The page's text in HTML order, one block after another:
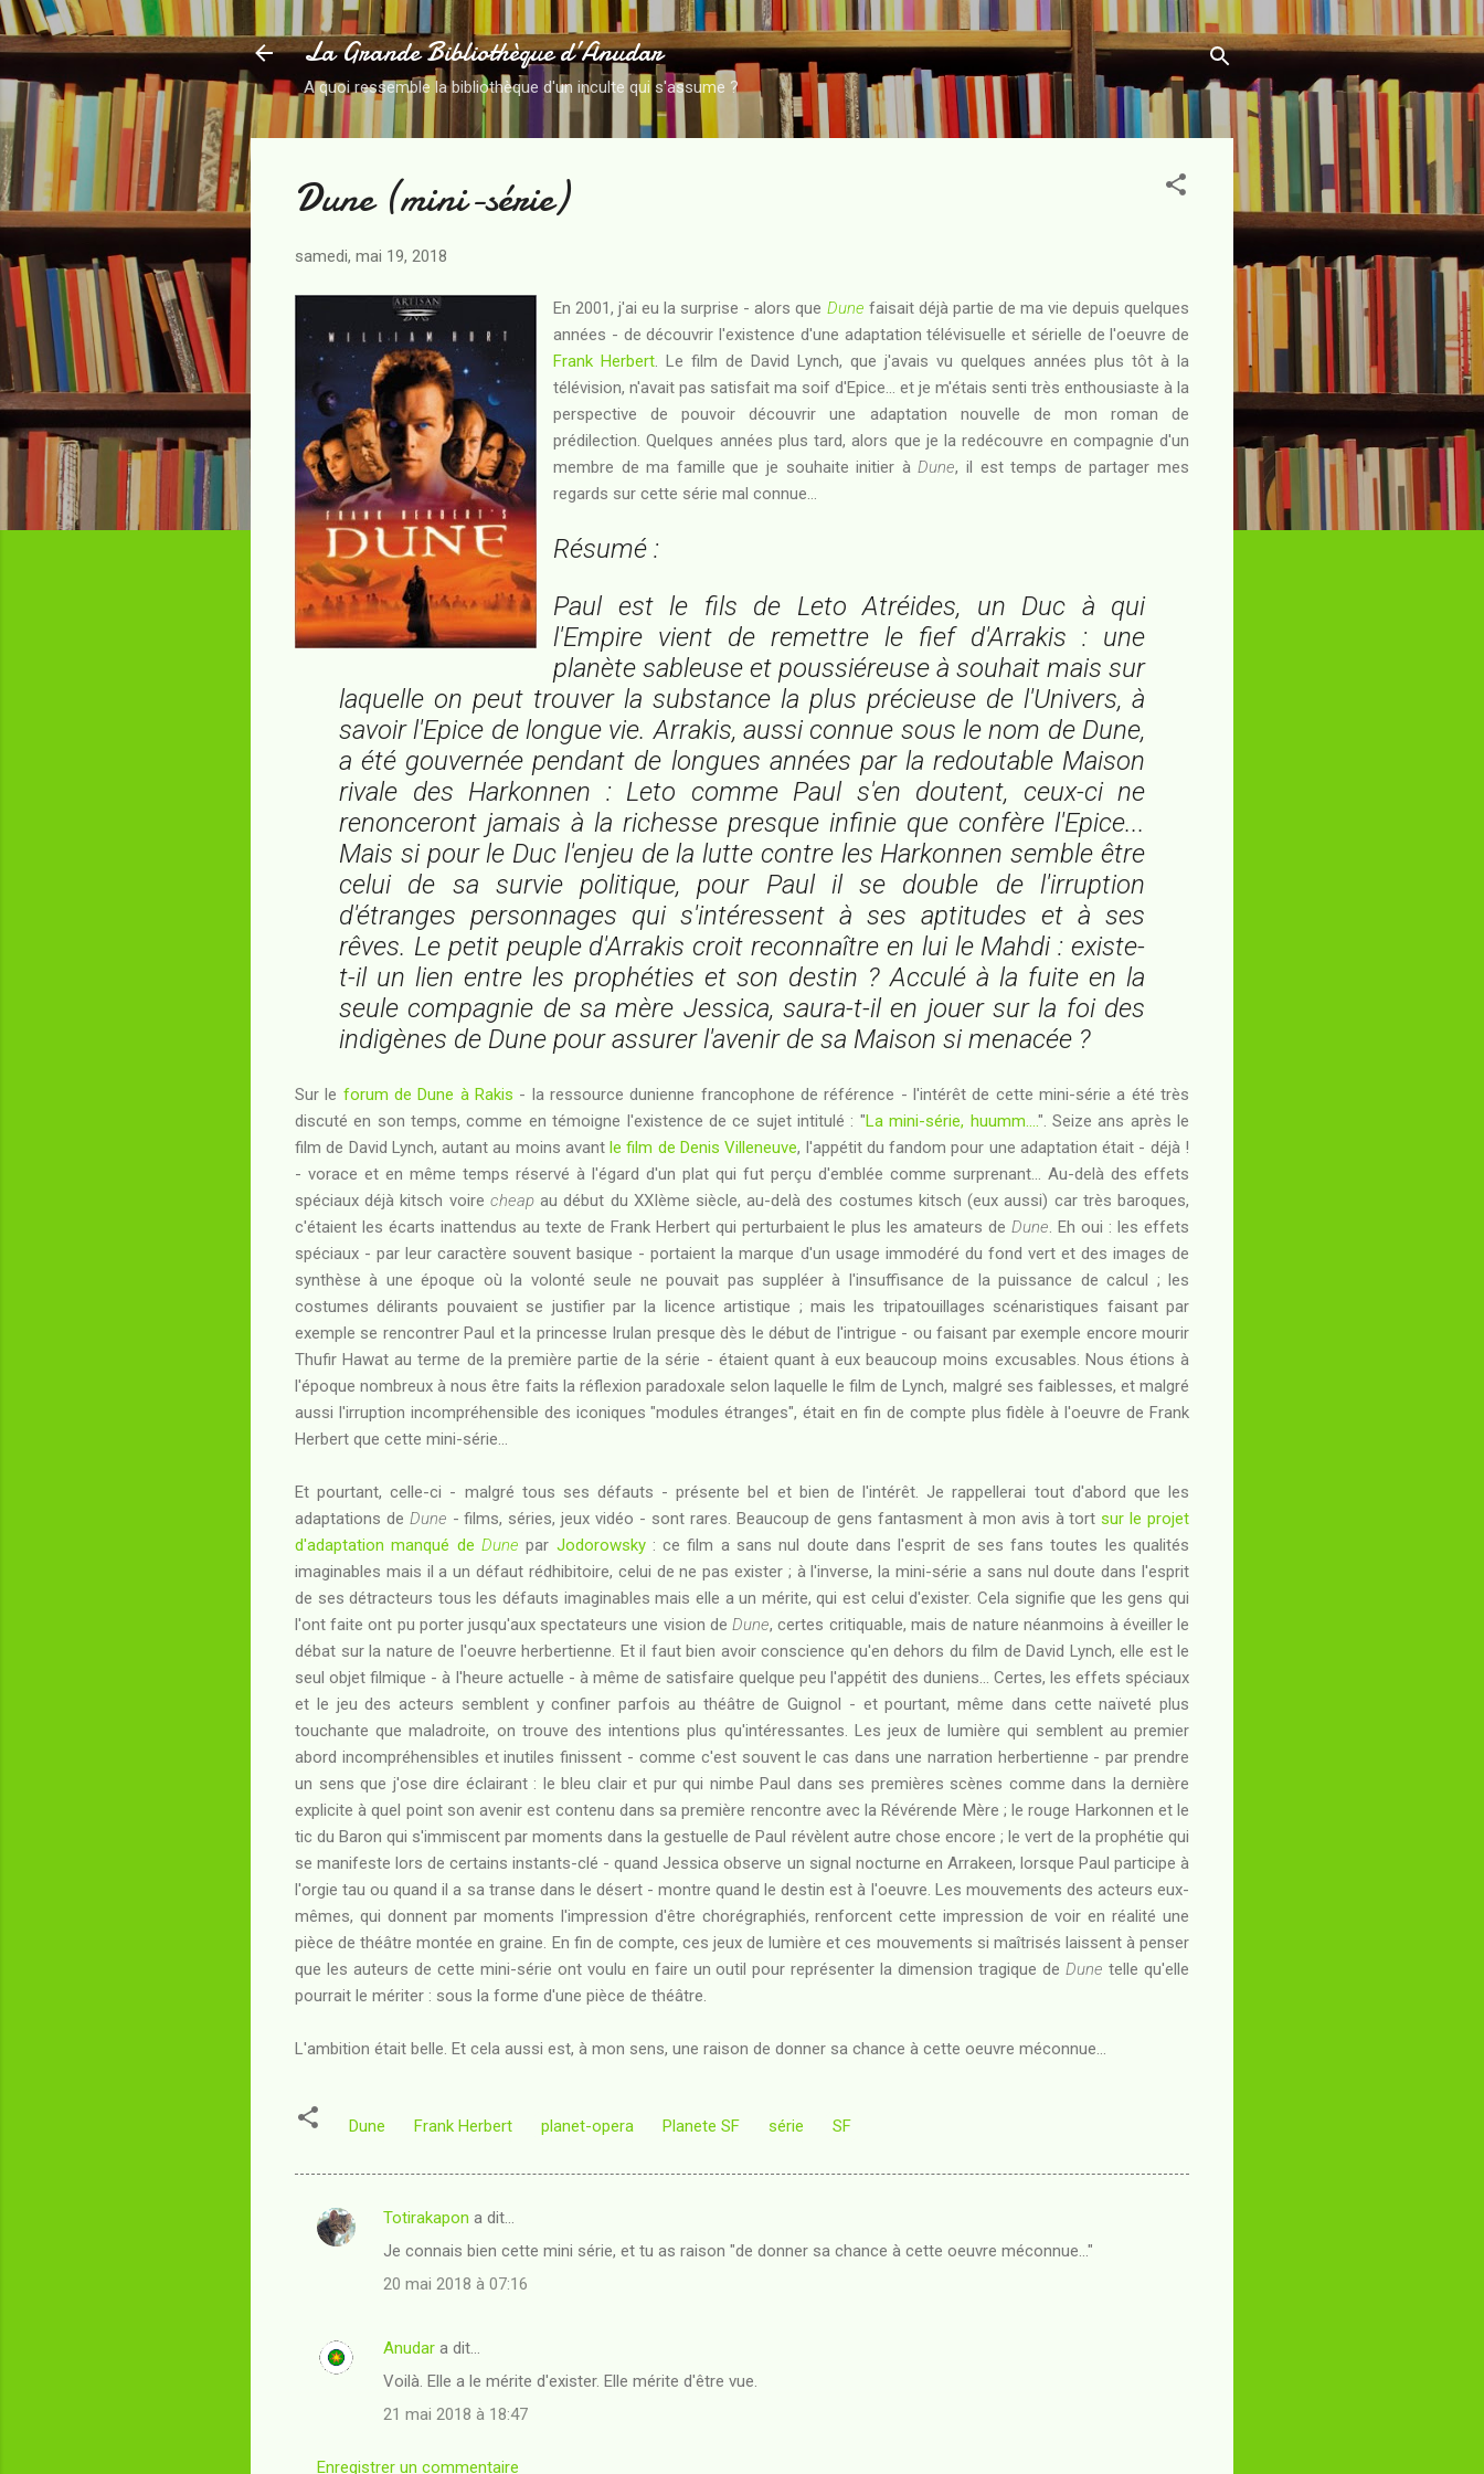
Accéder au contenu principal
La Grande Bibliothèque d’Anudar
A quoi ressemble la bibliothèque d'un inculte qui s'assume ?
Dune (mini-série)
samedi, mai 19, 2018
En 2001, j'ai eu la surprise - alors que Dune faisait déjà partie de ma vie depuis quelques
années - de découvrir l'existence d'une adaptation télévisuelle et sérielle de l'oeuvre de
Frank Herbert . Le film de David Lynch, que j'avais vu quelques années plus tôt à la
télévision, n'avait pas satisfait ma soif d'Epice... et je m'étais senti très enthousiaste à la
perspective de pouvoir découvrir une adaptation nouvelle de mon roman de
prédilection. Quelques années plus tard, alors que je la redécouvre en compagnie d'un
membre de ma famille que je souhaite initier àDune, il est temps de partager mes
regards sur cette série mal connue...
Résumé :
Paul est le fils de Leto Atréides, un Duc à qui
l'Empire vient de remettre le fief d'Arrakis : une
planète sableuse et poussiéreuse à souhait mais sur
laquelle on peut trouver la substance la plus précieuse de l'Univers, à
savoir l'Epice de longue vie. Arrakis, aussi connue sous le nom de Dune,
a été gouvernée pendant de longues années par la redoutable Maison
rivale des Harkonnen : Leto comme Paul s'en doutent, ceux-ci ne
renonceront jamais à la richesse presque infinie que confère l'Epice...
Mais si pour le Duc l'enjeu de la lutte contre les Harkonnen semble être
celui de sa survie politique, pour Paul il se double de l'irruption
d'étranges personnages qui s'intéressent à ses aptitudes et à ses
rêves. Le petit peuple d'Arrakis croit reconnaître en lui le Mahdi : existe-
t-il un lien entre les prophéties et son destin ? Acculé à la fuite en la
seule compagnie de sa mère Jessica, saura-t-il en jouer sur la foi des
indigènes de Dune pour assurer l'avenir de sa Maison si menacée ?
Sur le forum de Dune à Rakis - la ressource dunienne francophone de référence - l'intérêt de cette mini-série a été très
discuté en son temps, comme en témoigne l'existence de ce sujet intitulé : "La mini-série, huumm.... ". Seize ans après le
film de David Lynch, autant au moins avantle film de Denis Villeneuve, l'appétit du fandom pour une adaptation était - déjà !
- vorace et en même temps réservé à l'égard d'un plat qui fut perçu d'emblée comme surprenant... Au-delà des effets
spéciaux déjà kitsch voire cheapau début du XXIème siècle, au-delà des costumes kitsch (eux aussi) car très baroques,
c'étaient les écarts inattendus au texte de Frank Herbert qui perturbaient le plus les amateurs deDune . Eh oui : les effets
spéciaux - par leur caractère souvent basique - portaient la marque d'un usage immodéré du fond vert et des images de
synthèse à une époque où la volonté seule ne pouvait pas suppléer à l'insuffisance de la puissance de calcul ; les
costumes délirants pouvaient se justifier par la licence artistique ; mais les tripatouillages scénaristiques faisant par
exemple se rencontrer Paul et la princesse Irulan presque dès le début de l'intrigue - ou faisant par exemple encore mourir
Thufir Hawat au terme de la première partie de la série - étaient quant à eux beaucoup moins excusables. Nous étions à
l'époque nombreux à nous être faits la réflexion paradoxale selon laquelle le film de Lynch, malgré ses faiblesses, et malgré
aussi l'irruption incompréhensible des iconiques "modules étranges", était en fin de compte plus fidèle à l'oeuvre de Frank
Herbert que cette mini-série...
Et pourtant, celle-ci - malgré tous ses défauts - présente bel et bien de l'intérêt. Je rappellerai tout d'abord que les
adaptations de Dune - films, séries, jeux vidéo - sont rares. Beaucoup de gens fantasment à mon avis à tortsur le projet
d'adaptation manqué de Dune par Jodorowsky: ce film a sans nul doute dans l'esprit de ses fans toutes les qualités
imaginables mais il a un défaut rédhibitoire, celui de ne pas exister ; à l'inverse, la mini-série a sans nul doute dans l'esprit
de ses détracteurs tous les défauts imaginables mais elle a un mérite, qui est celui d'exister. Cela signifie que les gens qui
l'ont faite ont pu porter jusqu'aux spectateurs une vision deDune, certes critiquable, mais de nature néanmoins à éveiller le
débat sur la nature de l'oeuvre herbertienne. Et il faut bien avoir conscience qu'en dehors du film de David Lynch, elle est le
seul objet filmique - à l'heure actuelle - à même de satisfaire quelque peu l'appétit des duniens... Certes, les effets spéciaux
et le jeu des acteurs semblent y confiner parfois au théâtre de Guignol - et pourtant, même dans cette naïveté plus
touchante que maladroite, on trouve des intentions plus qu'intéressantes. Les jeux de lumière qui semblent au premier
abord incompréhensibles et inutiles finissent - comme c'est souvent le cas dans une narration herbertienne - par prendre
un sens que j'ose dire éclairant : le bleu clair et pur qui nimbe Paul dans ses premières scènes comme dans la dernière
explicite à quel point son avenir est contenu dans sa première rencontre avec la Révérende Mère ; le rouge Harkonnen et le
tic du Baron qui s'immiscent par moments dans la gestuelle de Paul révèlent autre chose encore ; le vert de la prophétie qui
se manifeste lors de certains instants-clé - quand Jessica observe un signal nocturne en Arrakeen, lorsque Paul participe à
l'orgie tau ou quand il a sa transe dans le désert - montre quand le destin est à l'oeuvre. Les mouvements des acteurs eux-
mêmes, qui donnent par moments l'impression d'être chorégraphiés, renforcent cette impression de voir en réalité une
pièce de théâtre montée en graine. En fin de compte, ces jeux de lumière et ces mouvements si maîtrisés laissent à penser
que les auteurs de cette mini-série ont voulu en faire un outil pour représenter la dimension tragique deDune telle qu'elle
pourrait le mériter : sous la forme d'une pièce de théâtre.
L'ambition était belle. Et cela aussi est, à mon sens, une raison de donner sa chance à cette oeuvre méconnue...
Dune Frank Herbert planet-opera Planete SF série SF
C
e
Totirakapon a dit…
Je connais bien cette mini série, et tu as raison "de donner sa chance à cette oeuvre méconnue..."
20 mai 2018 à 07:16
Anudar a dit…
Voilà. Elle a le mérite d'exister. Elle mérite d'être vue.
21 mai 2018 à 18:47
Enregistrer un commentaire